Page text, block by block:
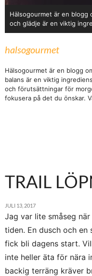
Hälsogourmet är en blogg
och glädje är en viktig
halsogourmet
Hälsogourmet är en blogg
balans är en viktig
och förutsättningar för
fokusera på det du önskar.
TRAIL
JULI 13, 2017
Jag var lite småseg
tiden. En dusch och
fick bli dagens start.
inte heller äta för nära
backig terräng kräver